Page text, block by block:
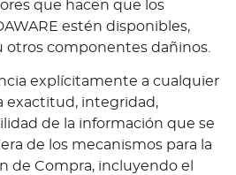
que hacen que los
estén disponibles,
otros componentes dañinos.
explícitamente a cualquier
exactitud, integridad,
de la información que se
de los mecanismos para la
de Compra, incluyendo el